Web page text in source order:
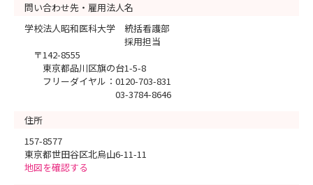
問い合わせ先・雇用法人名
学校法人昭和医科大学 統括看護部
採用担当
〒142-8555
東京都品川区旗の台1-5-8
フリーダイヤル：0120-703-831
03-3784-8646
住所
157-8577
東京都世田谷区北烏山6-11-11
地図を確認する